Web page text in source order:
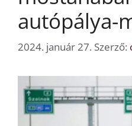
autópálya-
2024. január 27. Szerző: